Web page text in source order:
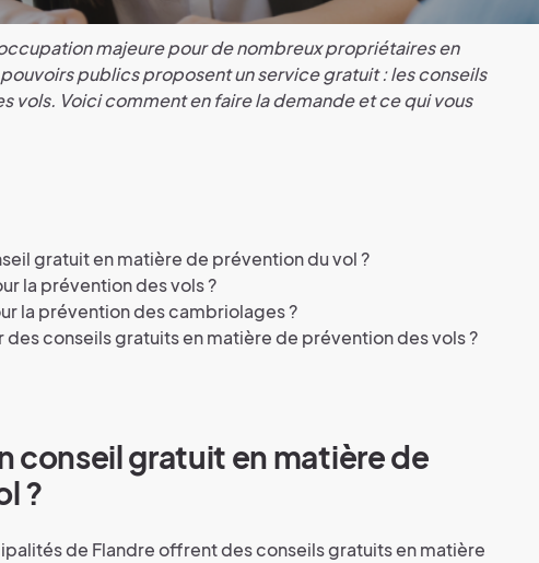
majeure pour de nombreux propriétaires en
publics proposent un service gratuit : les conseils
vols. Voici comment en faire la demande et ce qui vous
gratuit en matière de prévention du vol ?
la prévention des vols ?
la prévention des cambriolages ?
conseils gratuits en matière de prévention des vols ?
conseil gratuit en matière de
?
de Flandre offrent des conseils gratuits en matière